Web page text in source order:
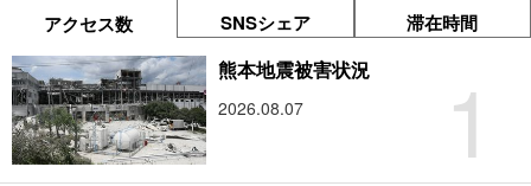
アクセス数 SNSシェア 滞在時間
1
熊本地震被害状況
2026.08.07